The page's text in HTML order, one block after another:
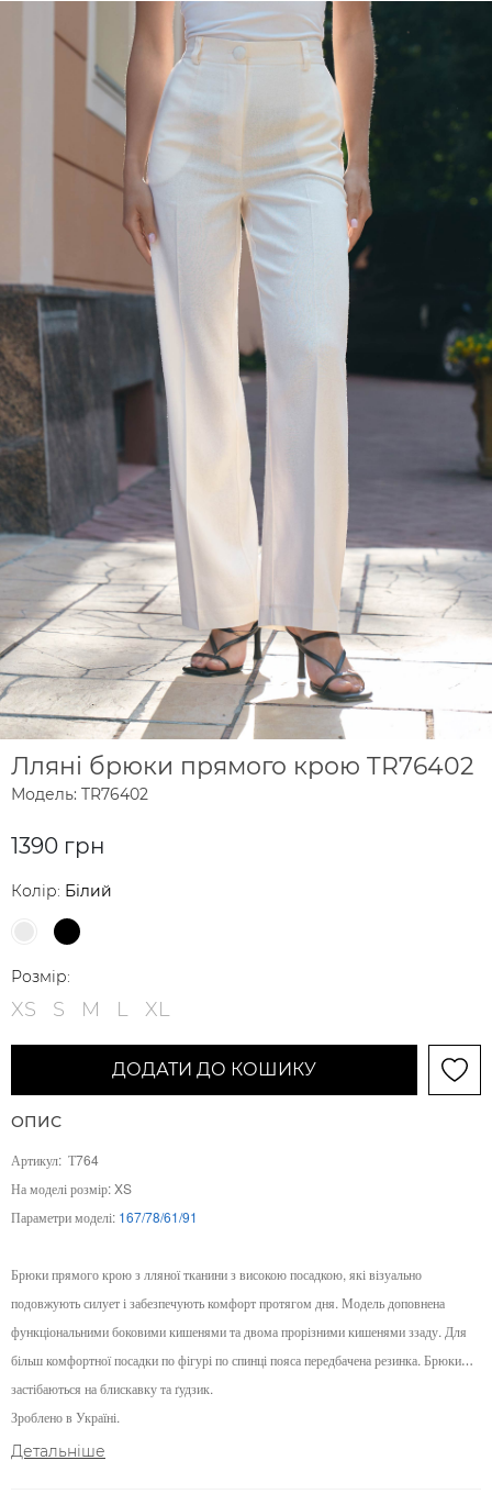
Лляні брюки прямого крою TR76402
Модель: TR76402
1390 грн
Колір: Білий
Розмір:
XS S M L XL
ДОДАТИ ДО КОШИКУ
ОПИС
Артикул: Т764
На моделі розмір: XS
Параметри моделі: 167/78/61/91
Брюки прямого крою з лляної тканини з високою посадкою, які візуально
подовжують силует і забезпечують комфорт протягом дня. Модель доповнена
функціональними боковими кишенями та двома прорізними кишенями ззаду. Для
більш комфортної посадки по фігурі по спинці пояса передбачена резинка. Брюки
застібаються на блискавку та ґудзик.
Зроблено в Україні.
Детальніше